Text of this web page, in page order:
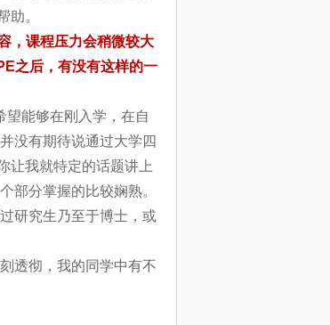
助。
，课程压力会稍微较大
之后，有没有这样的一
望能够在刚入学，在自
没有期待说通过大学四
让我就特定的话题讲上
部分掌握的比较娴熟。
研究生乃至于博士，或
透彻，我的同学中有不